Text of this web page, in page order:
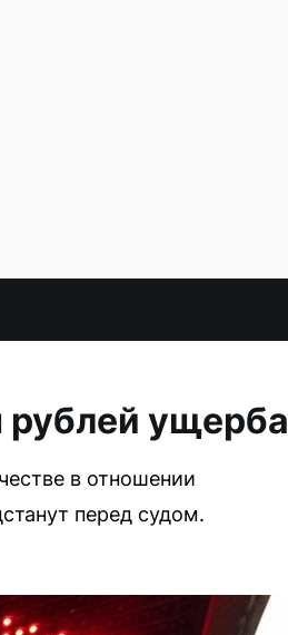
ущерба
в отношении
перед судом.